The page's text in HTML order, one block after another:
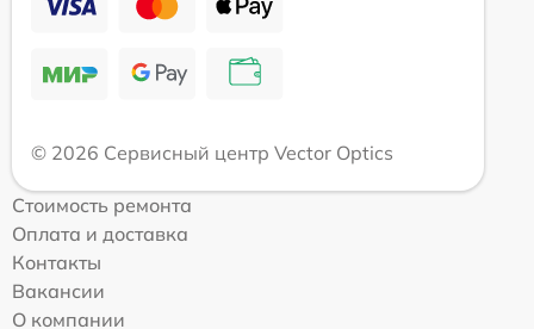
© 2026 Сервисный центр Vector Optics
Стоимость ремонта
Оплата и доставка
Контакты
Вакансии
О компании